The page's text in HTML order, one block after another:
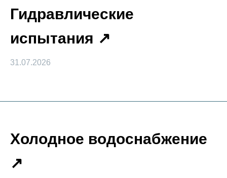
Гидравлические
испытания
31.07.2026
Холодное водоснабжение